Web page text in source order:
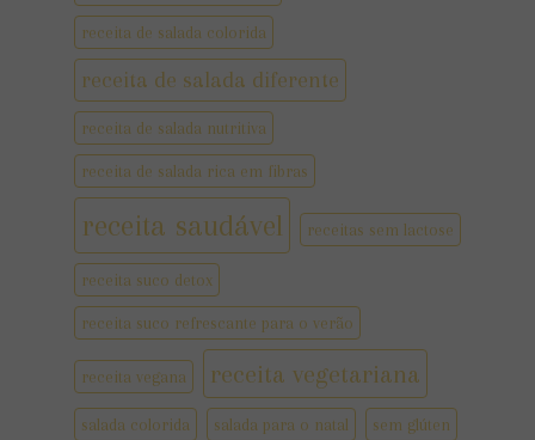
receita de salada colorida
receita de salada diferente
receita de salada nutritiva
receita de salada rica em fibras
receita saudável receitas sem lactose
receita suco detox
receita suco refrescante para o verão
receita vegana receita vegetariana
salada colorida salada para o natal sem glúten